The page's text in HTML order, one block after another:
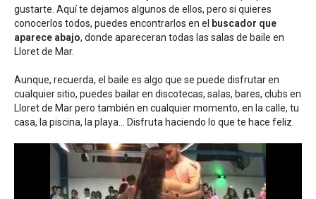
gustarte. Aquí te dejamos algunos de ellos, pero si quieres
conocerlos todos, puedes encontrarlos en el buscador que
aparece abajo, donde apareceran todas las salas de baile en
Lloret de Mar.
Aunque, recuerda, el baile es algo que se puede disfrutar en
cualquier sitio, puedes bailar en discotecas, salas, bares, clubs en
Lloret de Mar pero también en cualquier momento, en la calle, tu
casa, la piscina, la playa... Disfruta haciendo lo que te hace feliz.